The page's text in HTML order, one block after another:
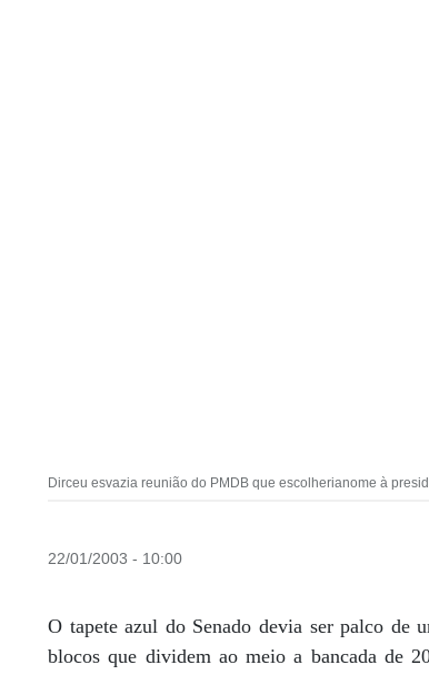
Dirceu esvazia reunião do PMDB que escolherianome à
22/01/2003 - 10:00
O tapete azul do Senado devia ser palco de
blocos que dividem ao meio a bancada de